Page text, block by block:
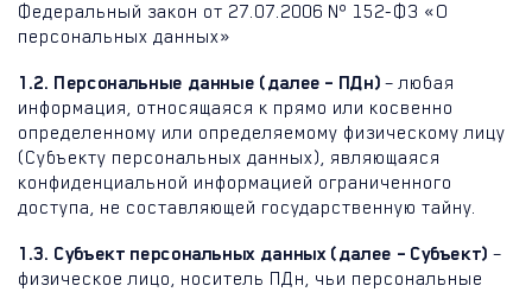
Федеральный закон от 27.07.2006 № 152-ФЗ «О
персональных данных»
1.2. Персональные данные (далее – ПДн) – любая
информация, относящаяся к прямо или косвенно
определенному или определяемому физическому лицу
(Субъекту персональных данных), являющаяся
конфиденциальной информацией ограниченного
доступа, не составляющей государственную тайну.
1.3. Субъект персональных данных (далее – Субъект) –
физическое лицо, носитель ПДн, чьи персональные